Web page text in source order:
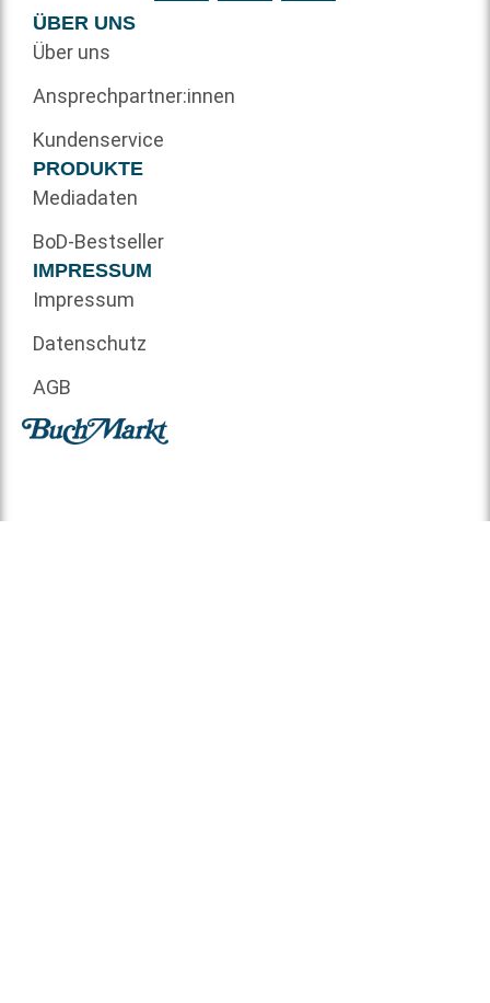
ÜBER UNS
Über uns
Ansprechpartner:innen
Kundenservice
PRODUKTE
Mediadaten
BoD-Bestseller
IMPRESSUM
Impressum
Datenschutz
AGB